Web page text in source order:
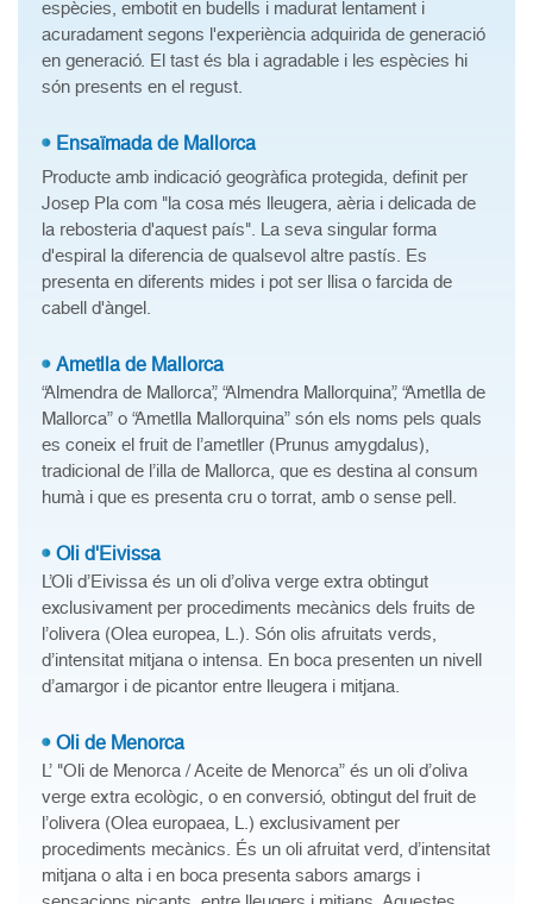
espècies, embotit en budells i madurat lentament i
acuradament segons l'experiència adquirida de generació
en generació. El tast és bla i agradable i les espècies hi
són presents en el regust.
Ensaïmada de Mallorca
Producte amb indicació geogràfica protegida, definit per
Josep Pla com "la cosa més lleugera, aèria i delicada de
la rebosteria d'aquest país". La seva singular forma
d'espiral la diferencia de qualsevol altre pastís. Es
presenta en diferents mides i pot ser llisa o farcida de
cabell d'àngel.
Ametlla de Mallorca
“Almendra de Mallorca”, “Almendra Mallorquina”, “Ametlla de
Mallorca” o “Ametlla Mallorquina” són els noms pels quals
es coneix el fruit de l’ametller (Prunus amygdalus),
tradicional de l’illa de Mallorca, que es destina al consum
humà i que es presenta cru o torrat, amb o sense pell.
Oli d'Eivissa
L’Oli d’Eivissa és un oli d’oliva verge extra obtingut
exclusivament per procediments mecànics dels fruits de
l’olivera (Olea europea, L.). Són olis afruitats verds,
d’intensitat mitjana o intensa. En boca presenten un nivell
d’amargor i de picantor entre lleugera i mitjana.
Oli de Menorca
L’ "Oli de Menorca / Aceite de Menorca” és un oli d’oliva
verge extra ecològic, o en conversió, obtingut del fruit de
l’olivera (Olea europaea, L.) exclusivament per
procediments mecànics. És un oli afruitat verd, d’intensitat
mitjana o alta i en boca presenta sabors amargs i